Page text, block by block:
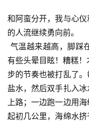
和阿蛮分开，我与心
的人流继续勇向前。
有些头晕目眩！糟糕
步的节奏也被打乱了
盐水，然后双手扎入
上路；一边跑一边用
起初几公里，海绵水挤